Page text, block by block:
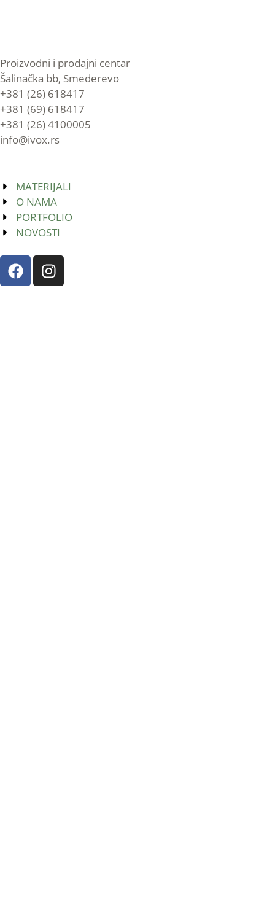
Proizvodni i prodajni centar
Šalinačka bb, Smederevo
+381 (26) 618417
+381 (69) 618417
+381 (26) 4100005
info@ivox.rs
MATERIJALI
O NAMA
PORTFOLIO
NOVOSTI